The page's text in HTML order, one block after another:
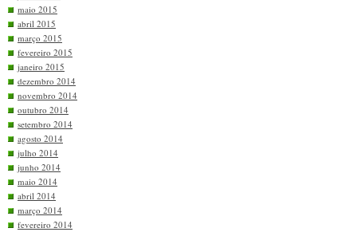
maio 2015
abril 2015
março 2015
fevereiro 2015
janeiro 2015
dezembro 2014
novembro 2014
outubro 2014
setembro 2014
agosto 2014
julho 2014
junho 2014
maio 2014
abril 2014
março 2014
fevereiro 2014